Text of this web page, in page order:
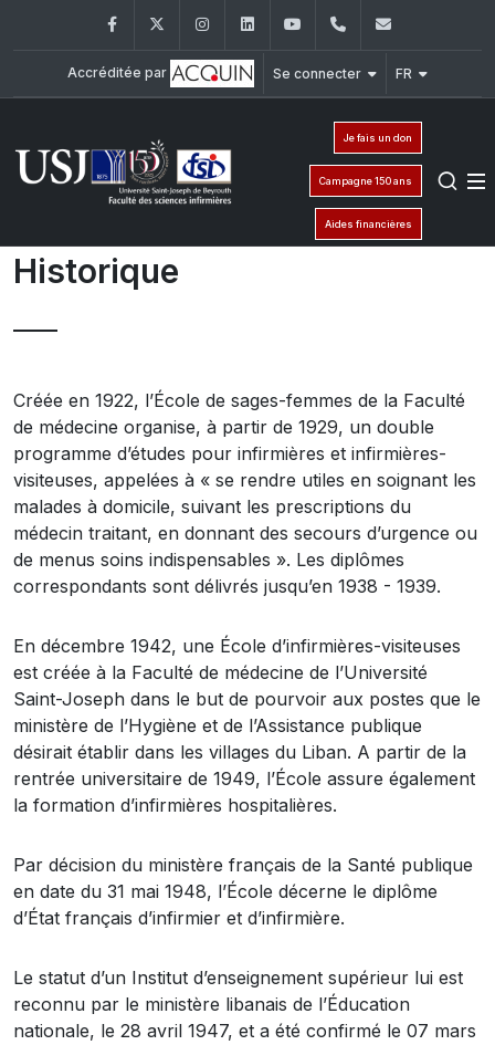
FacebookTwitter InstagramLinkedInYouTube+961 (1) 421 240
Accréditée par Se connecter FR
Je fais un don
Campagne 150 ans
Aides financières
Historique
Créée en 1922, l’École de sages-femmes de la Faculté
de médecine organise, à partir de 1929, un double
programme d’études pour infirmières et infirmières-
visiteuses, appelées à « se rendre utiles en soignant les
malades à domicile, suivant les prescriptions du
médecin traitant, en donnant des secours d’urgence ou
de menus soins indispensables ». Les diplômes
correspondants sont délivrés jusqu’en 1938 - 1939.
En décembre 1942, une École d’infirmières-visiteuses
est créée à la Faculté de médecine de l’Université
Saint-Joseph dans le but de pourvoir aux postes que le
ministère de l’Hygiène et de l’Assistance publique
désirait établir dans les villages du Liban. A partir de la
rentrée universitaire de 1949, l’École assure également
la formation d’infirmières hospitalières.
Par décision du ministère français de la Santé publique
en date du 31 mai 1948, l’École décerne le diplôme
d’État français d’infirmier et d’infirmière.
Le statut d’un Institut d’enseignement supérieur lui est
reconnu par le ministère libanais de l’Éducation
nationale, le 28 avril 1947, et a été confirmé le 07 mars